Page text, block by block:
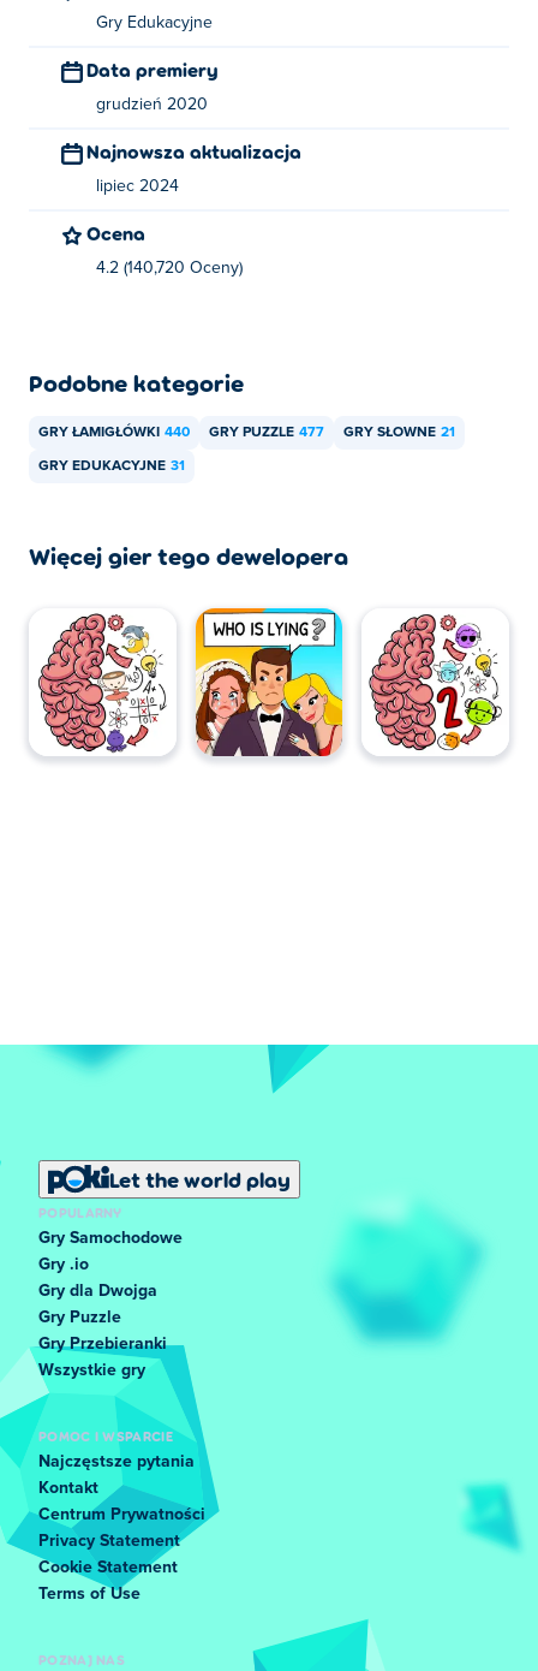
Gry Edukacyjne
Data premiery
grudzień 2020
Najnowsza aktualizacja
lipiec 2024
Ocena
4.2 (140,720 Oceny)
Podobne kategorie
GRY ŁAMIGŁÓWKI 440 GRY PUZZLE 477 GRY SŁOWNE 21
GRY EDUKACYJNE 31
Więcej gier tego dewelopera
Let the world play
POPULARNY
Gry Samochodowe
Gry .io
Gry dla Dwojga
Gry Puzzle
Gry Przebieranki
Wszystkie gry
POMOC I WSPARCIE
Najczęstsze pytania
Kontakt
Centrum Prywatności
Privacy Statement
Cookie Statement
Terms of Use
POZNAJ NAS